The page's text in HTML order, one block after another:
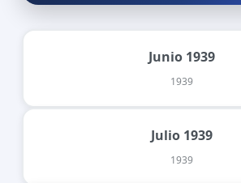
Junio 1939
1939
Julio 1939
1939